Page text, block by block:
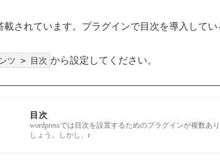
載されています。プラグインで目次を導入して
ツ > 目次 から設定してください。
目次
wordpressでは目次を設置するためのプラグインが複数あ
しょう。しかし、r